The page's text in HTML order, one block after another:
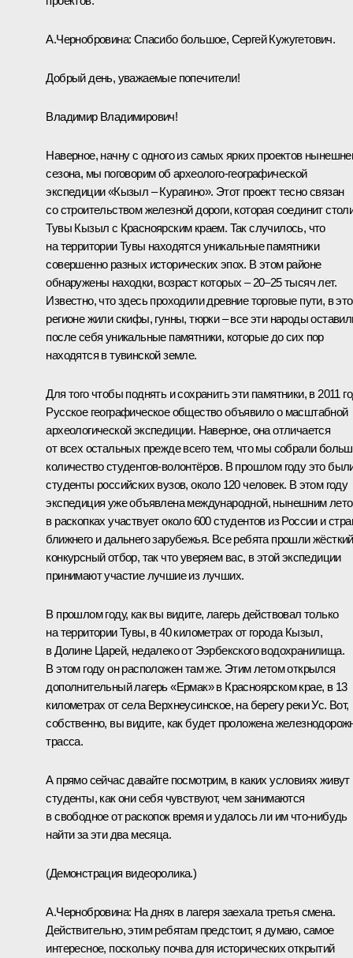
А.Чернобровина: Спасибо большое, Сергей Кужугетович.
Добрый день, уважаемые попечители!
Владимир Владимирович!
Наверное, начну с одного из самых ярких проектов
сезона, мы поговорим об археолого-географической
экспедиции «Кызыл – Курагино». Этот проект тесно связан
со строительством железной дороги, которая соединит
Тувы Кызыл с Красноярским краем. Так случилось, что
на территории Тувы находятся уникальные памятники
совершенно разных исторических эпох. В этом районе
обнаружены находки, возраст которых – 20–25 тысяч лет.
Известно, что здесь проходили древние торговые пути, в
регионе жили скифы, гунны, тюрки – все эти народы
после себя уникальные памятники, которые до сих пор
находятся в тувинской земле.
Для того чтобы поднять и сохранить эти памятники, в 2011
Русское географическое общество объявило о масштабной
археологической экспедиции. Наверное, она отличается
от всех остальных прежде всего тем, что мы собрали
количество студентов-волонтёров. В прошлом году это
студенты российских вузов, около 120 человек. В этом году
экспедиция уже объявлена международной, нынешним
в раскопках участвует около 600 студентов из России и
ближнего и дальнего зарубежья. Все ребята прошли жёсткий
конкурсный отбор, так что уверяем вас, в этой экспедиции
принимают участие лучшие из лучших.
В прошлом году, как вы видите, лагерь действовал только
на территории Тувы, в 40 километрах от города Кызыл,
в Долине Царей, недалеко от Ээрбекского водохранилища.
В этом году он расположен там же. Этим летом открылся
дополнительный лагерь «Ермак» в Красноярском крае, в 13
километрах от села Верхнеусинское, на берегу реки Ус. Вот,
собственно, вы видите, как будет проложена
трасса.
А прямо сейчас давайте посмотрим, в каких условиях живут
студенты, как они себя чувствуют, чем занимаются
в свободное от раскопок время и удалось ли им что‑нибудь
найти за эти два месяца.
(Демонстрация видеоролика.)
А.Чернобровина: На днях в лагеря заехала третья смена.
Действительно, этим ребятам предстоит, я думаю, самое
интересное, поскольку почва для исторических открытий